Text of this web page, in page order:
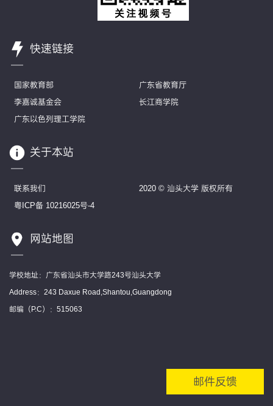
快速链接
国家教育部
广东省教育厅
李嘉诚基金会
长江商学院
广东以色列理工学院
关于本站
联系我们
2020 © 汕头大学 版权所有
粤ICP备 10216025号-4
网站地图
学校地址：广东省汕头市大学路243号汕头大学
Address：243 Daxue Road,Shantou,Guangdong
邮编（P.C）：515063
邮件反馈